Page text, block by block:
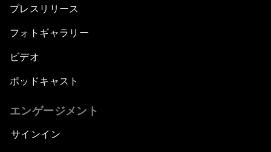
プレスリリース
フォトギャラリー
ビデオ
ポッドキャスト
エンゲージメント
サインイン